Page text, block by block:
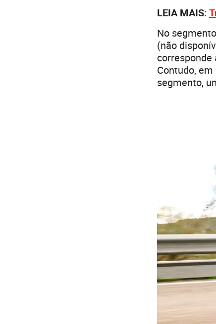
LEIA MAIS:
No
(não
corresponde
Contudo,
segmento,